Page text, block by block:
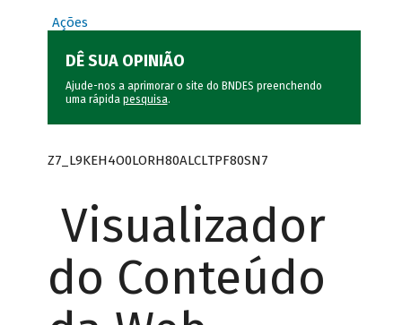
Ações
DÊ SUA OPINIÃO
Ajude-nos a aprimorar o site do BNDES preenchendo
uma rápida pesquisa.
Z7_L9KEH4O0LORH80ALCLTPF80SN7
Visualizador
do Conteúdo